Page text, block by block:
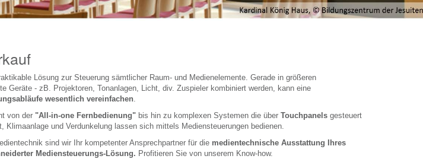
Lösung zur Steuerung sämtlicher Raum- und Medienelemente. Gerade in größeren
Geräte - zB. Projektoren, Tonanlagen, Licht, div. Zuspieler kombiniert werden, kann eine
wesentlich vereinfachen.
von der"All-in-one Fernbedienung"bis hin zu komplexen Systemen die über Touchpanels gesteuert
Klimaanlage und Verdunkelung lassen sich mittels Mediensteuerungen bedienen.
sind wir Ihr kompetenter Ansprechpartner für die medientechnische Ausstattung Ihres
Mediensteuerungs-Lösung. Profitieren Sie von unserem Know-how.